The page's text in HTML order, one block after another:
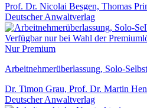
Prof. Dr. Nicolai Besgen, Thomas
Deutscher Anwaltverlag
Verfügbar nur bei Wahl der
Nur Premium
Arbeitnehmerüberlassung, Solo-
Dr. Timon Grau, Prof. Dr. Martin
Deutscher Anwaltverlag